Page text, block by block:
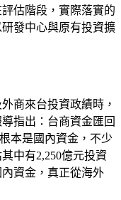
估階段，實際落實的
發中心與原有投資擴
商來台投資政績時，
指出：台商資金匯回
本是國內資金，不少
中有2,250億元投資
資金，真正從海外